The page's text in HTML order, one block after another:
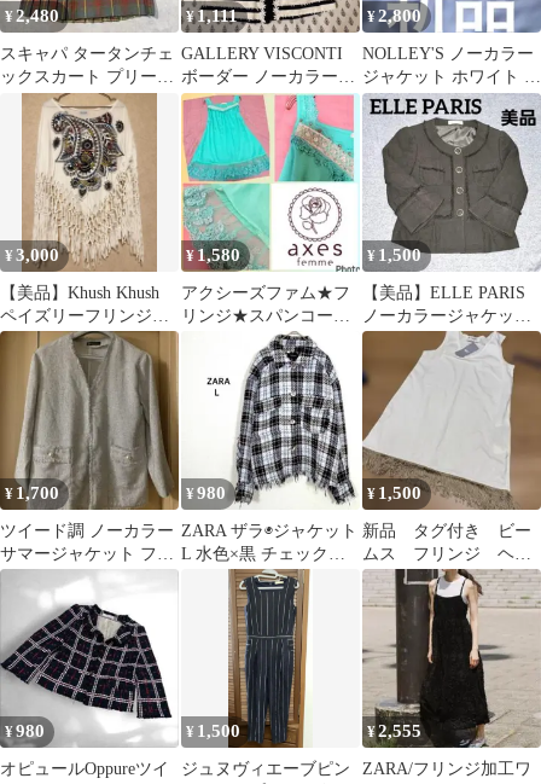
¥2,480
スキャパ タータンチェ
ックスカート プリー
ツ フリンジ ウール
混 L 1003
¥ 1,111
GALLERY VISCONTI
ボーダー ノーカラージ
ャケット
¥2,800
NOLLEY'S ノーカラー
ジャケット ホワイト フ
リンジ 7部袖
¥3,000
【美品】Khush Khush
ペイズリーフリンジト
ップス ボヘミアン F
¥1,580
アクシーズファム★フ
リンジ★スパンコール
たっぷり★ロングノー
スリーブ★森ガール
¥ 1,500
【美品】ELLE PARIS
ノーカラージャケット
七分袖 38
¥ 1,700
ツイード調 ノーカラー
サマージャケット フリ
ンジ パール調ボタン
¥980
ZARA ザラ◉ジャケット
L 水色×黒 チェック柄
厚手 ツイード カジュア
¥ 1,500
新品 タグ付き ビー
ムス フリンジ ヘ
ム Tシャツ
¥980
オピュールOppureツイ
¥ 1,500
ジュヌヴィエーブピン
¥2,555
ZARA/フリンジ加工ワ